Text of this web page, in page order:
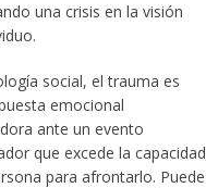
una crisis en la visión
social, el trauma es
emocional
ante un evento
que excede la capacidad
para afrontarlo. Puede